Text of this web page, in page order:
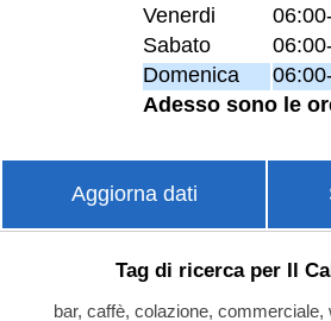
Venerdi
Sabato
Domenica
Adesso sono le
Aggiorna dati
Tag di ricerca per Il
bar, caffè, colazione,